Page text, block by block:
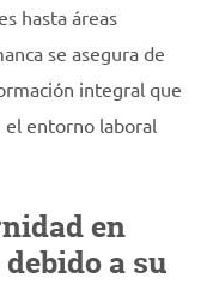
hasta áreas
se asegura de
integral que
el entorno laboral
en
a su